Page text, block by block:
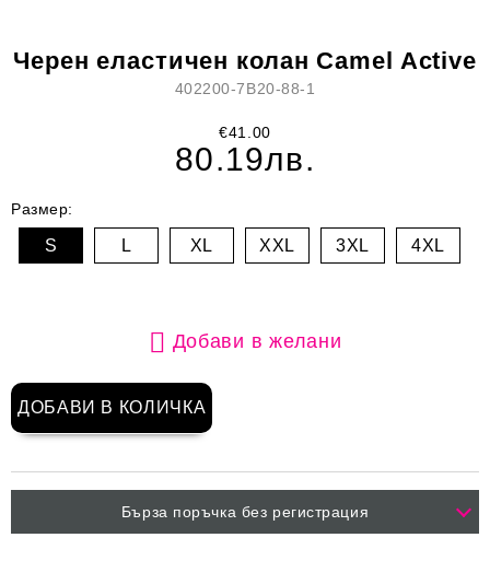
Черен еластичен колан Camel Active
402200-7B20-88-1
€41.00
80.19лв.
Размер:
S L XL XXL 3XL 4XL
Добави в желани
Бърза поръчка без регистрация